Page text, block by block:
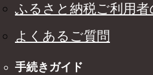
ふるさと納税ご利用者
よくあるご質問
手続きガイド